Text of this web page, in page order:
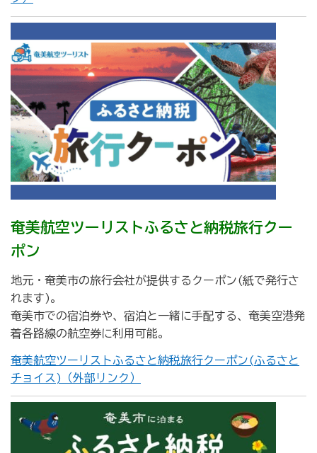
奄美航空ツーリストふるさと納税旅行クー
ポン
地元・奄美市の旅行会社が提供するクーポン(紙で発行さ
れます)。
奄美市での宿泊券や、宿泊と一緒に手配する、奄美空港発
着各路線の航空券に利用可能。
奄美航空ツーリストふるさと納税旅行クーポン(ふるさと
チョイス)（外部リンク）